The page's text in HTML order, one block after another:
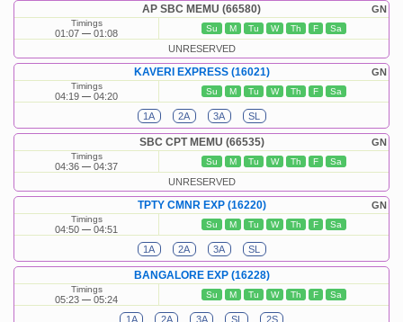
GN
AP SBC MEMU (66580)
Timings
01:07 01:08 Su M Tu W Th F Sa
UNRESERVED
GN
KAVERI EXPRESS (16021)
Timings
04:19 04:20 Su M Tu W Th F Sa
1A 2A 3A SL
GN
SBC CPT MEMU (66535)
Timings
04:36 04:37 Su M Tu W Th F Sa
UNRESERVED
GN
TPTY CMNR EXP (16220)
Timings
04:50 04:51 Su M Tu W Th F Sa
1A 2A 3A SL
BANGALORE EXP (16228)
Timings
05:23 05:24 Su M Tu W Th F Sa
1A 2A 3A SL 2S